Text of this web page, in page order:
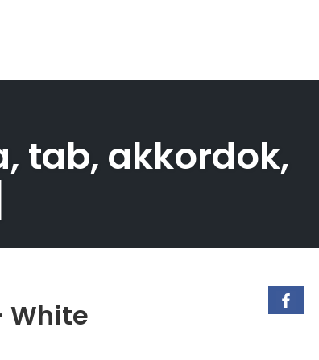
tab, akkordok,
White